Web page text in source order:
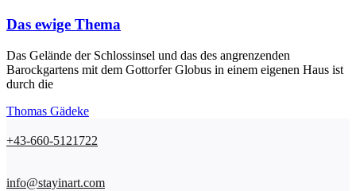
Das ewige Thema
Das Gelände der Schlossinsel und das des angrenzenden
Barockgartens mit dem Gottorfer Globus in einem eigenen Haus ist
durch die
Thomas Gädeke
+43-660-5121722
info@stayinart.com